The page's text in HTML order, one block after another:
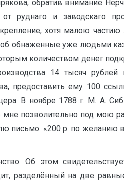
обратив внимание
руднаго и заводскаго
хотя малою
обнаженные уже людьми
количеством денег
14 тысяч рублей
предоставить ему 100
В ноябре 1788 г. М. А.
мне позволительно под мою
письмо: «200 р. по желанию
Об этом
разделённый на две